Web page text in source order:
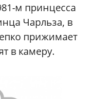
м принцесса
Чарльза, в
прижимает
в камеру.